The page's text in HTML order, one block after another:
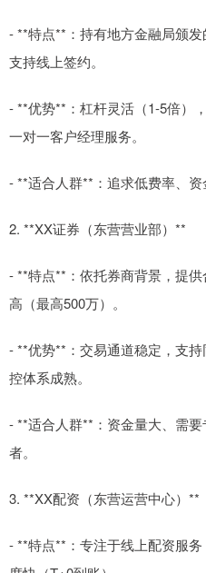
- **特点**：持有地方金融局颁
支持线上签约。
- **优势**：杠杆灵活（1-5倍）
一对一客户经理服务。
- **适合人群**：追求低费率、资
2. **XX证券（东营营业部）**
- **特点**：依托券商背景，提
高（最高500万）。
- **优势**：交易通道稳定，支
控体系成熟。
- **适合人群**：资金量大、需
者。
3. **XX配资（东营运营中心）**
- **特点**：专注于线上配资服